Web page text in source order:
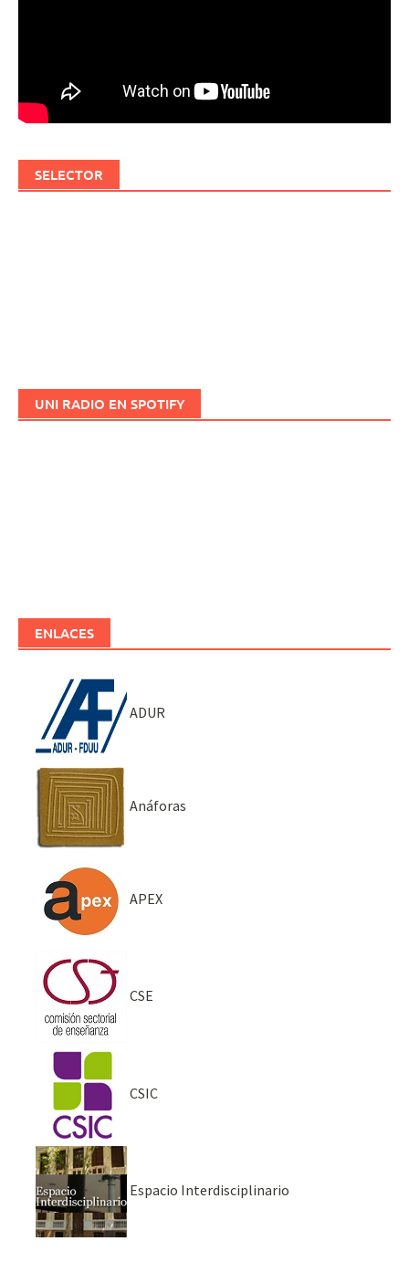
SELECTOR
UNI RADIO EN SPOTIFY
ENLACES
ADUR
Anáforas
APEX
CSE
CSIC
Espacio Interdisciplinario